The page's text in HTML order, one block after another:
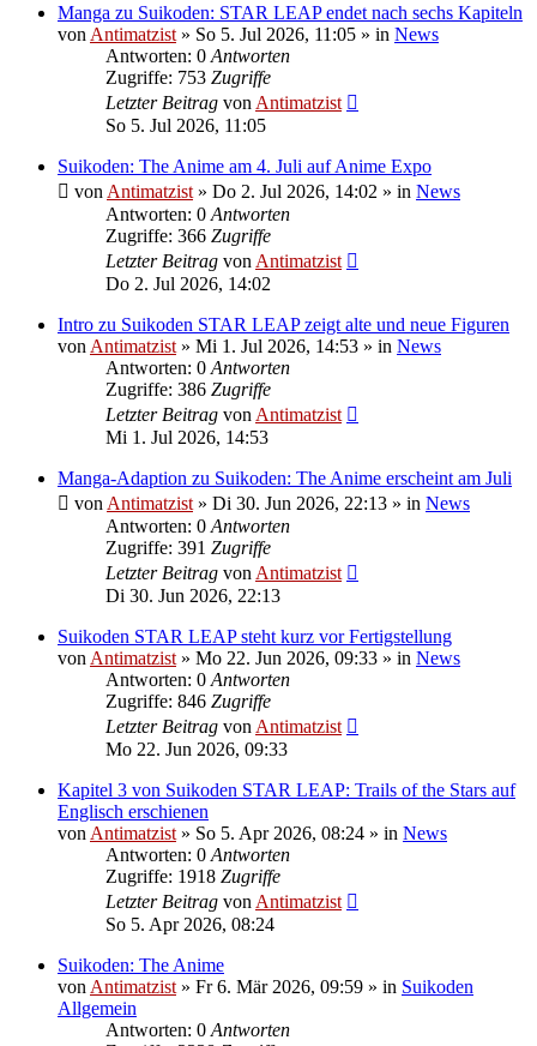
Manga zu Suikoden: STAR LEAP endet nach sechs Kapiteln
von Antimatzist » So 5. Jul 2026, 11:05 » in News
Antworten: 0 Antworten
Zugriffe: 753 Zugriffe
Letzter Beitrag von Antimatzist
So 5. Jul 2026, 11:05
Suikoden: The Anime am 4. Juli auf Anime Expo
von Antimatzist » Do 2. Jul 2026, 14:02 » in News
Antworten: 0 Antworten
Zugriffe: 366 Zugriffe
Letzter Beitrag von Antimatzist
Do 2. Jul 2026, 14:02
Intro zu Suikoden STAR LEAP zeigt alte und neue Figuren
von Antimatzist » Mi 1. Jul 2026, 14:53 » in News
Antworten: 0 Antworten
Zugriffe: 386 Zugriffe
Letzter Beitrag von Antimatzist
Mi 1. Jul 2026, 14:53
Manga-Adaption zu Suikoden: The Anime erscheint am Juli
von Antimatzist » Di 30. Jun 2026, 22:13 » in News
Antworten: 0 Antworten
Zugriffe: 391 Zugriffe
Letzter Beitrag von Antimatzist
Di 30. Jun 2026, 22:13
Suikoden STAR LEAP steht kurz vor Fertigstellung
von Antimatzist » Mo 22. Jun 2026, 09:33 » in News
Antworten: 0 Antworten
Zugriffe: 846 Zugriffe
Letzter Beitrag von Antimatzist
Mo 22. Jun 2026, 09:33
Kapitel 3 von Suikoden STAR LEAP: Trails of the Stars auf
Englisch erschienen
von Antimatzist » So 5. Apr 2026, 08:24 » in News
Antworten: 0 Antworten
Zugriffe: 1918 Zugriffe
Letzter Beitrag von Antimatzist
So 5. Apr 2026, 08:24
Suikoden: The Anime
von Antimatzist » Fr 6. Mär 2026, 09:59 » in Suikoden
Allgemein
Antworten: 0 Antworten